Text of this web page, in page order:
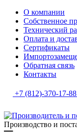
О компании
Собственное
Технический
Оплата и
Сертификаты
Обратная связь
Контакты
+7 (812)-370-17-88
Производство и